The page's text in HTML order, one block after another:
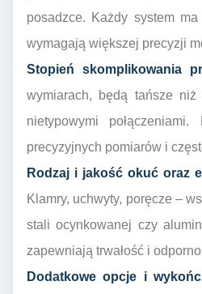
posadzce. Każdy system
wymagają większej precyzji
Stopień skomplikowania
wymiarach, będą tańsze
nietypowymi
precyzyjnych pomiarów i
Rodzaj i jakość okuć oraz
Klamry, uchwyty, poręcze –
stali ocynkowanej czy
zapewniają trwałość i
Dodatkowe opcje i